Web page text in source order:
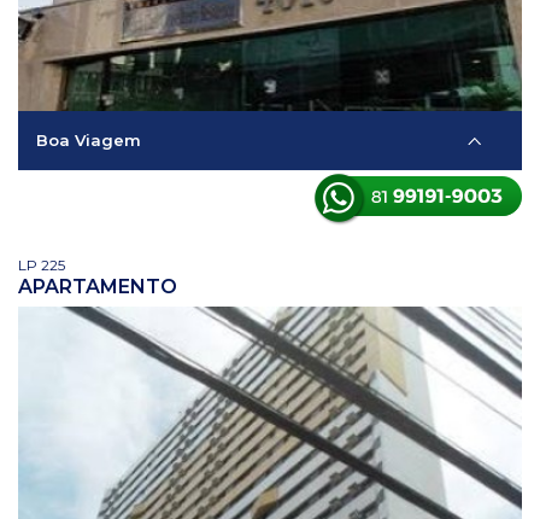
Boa Viagem
LP 225
APARTAMENTO